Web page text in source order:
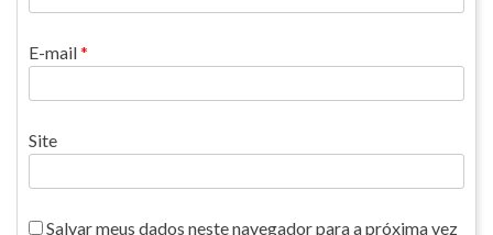
E-mail*
Site
Salvar meus dados neste navegador para a próxima vez